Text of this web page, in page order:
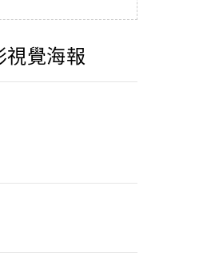
視覺海報